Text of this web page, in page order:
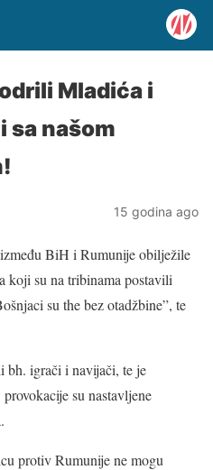
Mladića i
sa našom
15 godina ago
BiH i Rumunije obilježile
koji su na tribinama postavili
su the bez otadžbine”, te
bh. igrači i navijači, te je
su nastavljene
protiv Rumunije ne mogu